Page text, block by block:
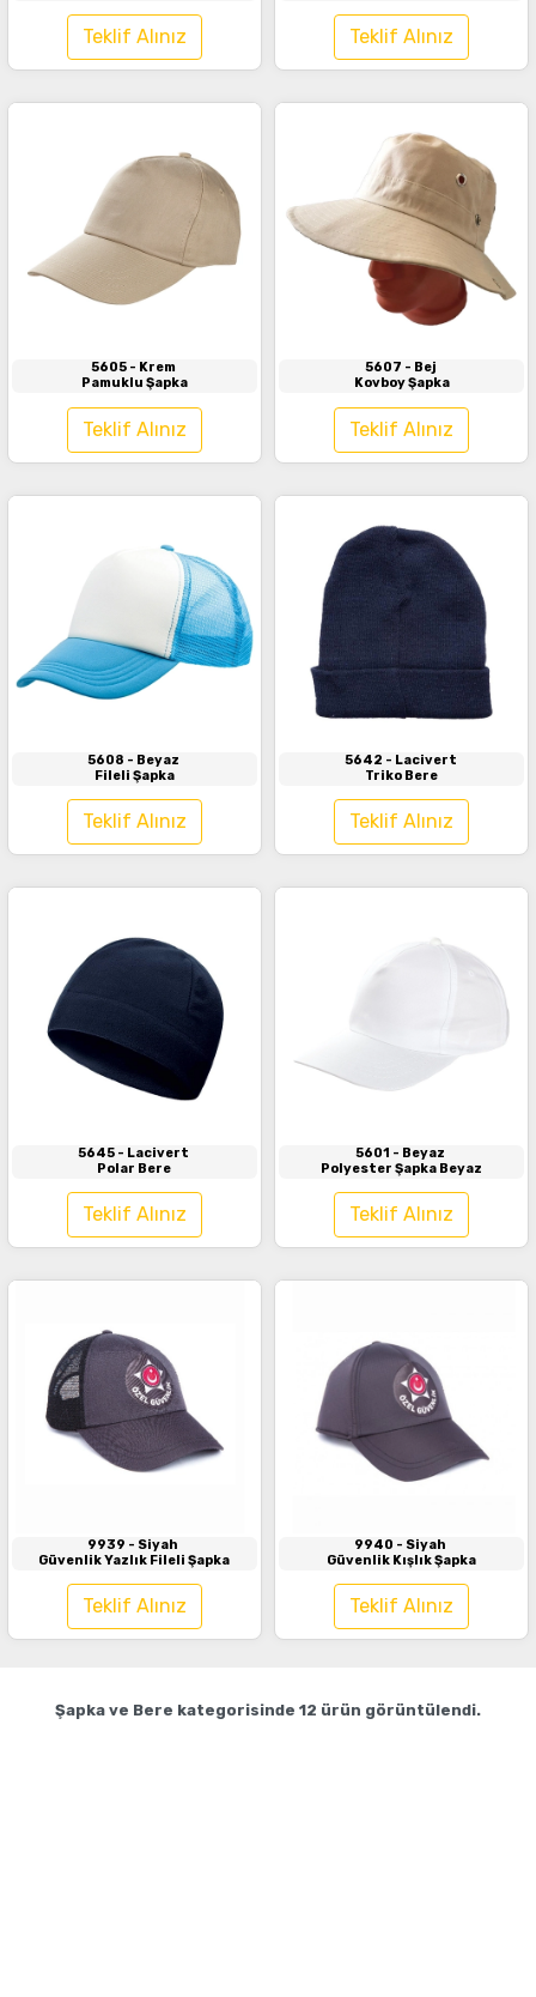
Teklif Alınız Teklif Alınız
5605 - Krem
Pamuklu Şapka
Teklif Alınız
5607 - Bej
Kovboy Şapka
Teklif Alınız
İncele
5608 - Beyaz
Fileli Şapka
Teklif Alınız
İncele
5642 - Lacivert
Triko Bere
Teklif Alınız
İncele
5645 - Lacivert
Polar Bere
Teklif Alınız
5601 - Beyaz
Polyester Şapka Beyaz
Teklif Alınız
İncele
9939 - Siyah
Güvenlik Yazlık Fileli Şapka
Teklif Alınız
9940 - Siyah
Güvenlik Kışlık Şapka
Teklif Alınız
Şapka ve Bere kategorisinde 12 ürün görüntülendi.